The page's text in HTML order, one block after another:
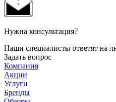
Нужна консультация?
Наши специалисты ответят на
Задать вопрос
Компания
Акции
Услуги
Бренды